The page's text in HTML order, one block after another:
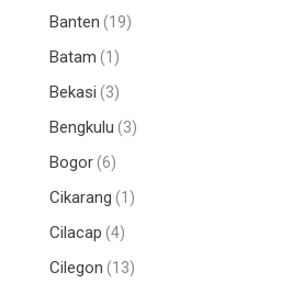
Banten (19)
Batam (1)
Bekasi (3)
Bengkulu (3)
Bogor(6)
Cikarang (1)
Cilacap (4)
Cilegon (13)